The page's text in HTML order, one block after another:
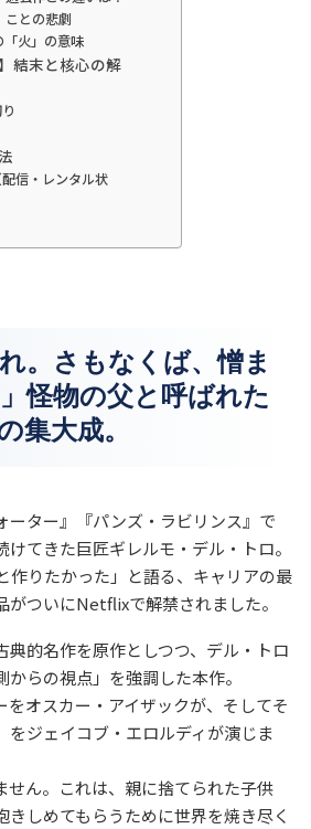
との悲劇
火」の意味
結末と核心の解
信・レンタル状
。さもなくば、憎ま
怪物の父と呼ばれた
集大成。
ーター』『パンズ・ラビリンス』で
けてきた巨匠ギレルモ・デル・トロ。
作りたかった」と語る、キャリアの最
がついにNetflixで解禁されました。
典的名作を原作としつつ、デル・トロ
らの視点」を強調した本作。
をオスカー・アイザックが、そしてそ
をジェイコブ・エロルディが演じま
せん。これは、親に捨てられた子供
きしめてもらうために世界を焼き尽く